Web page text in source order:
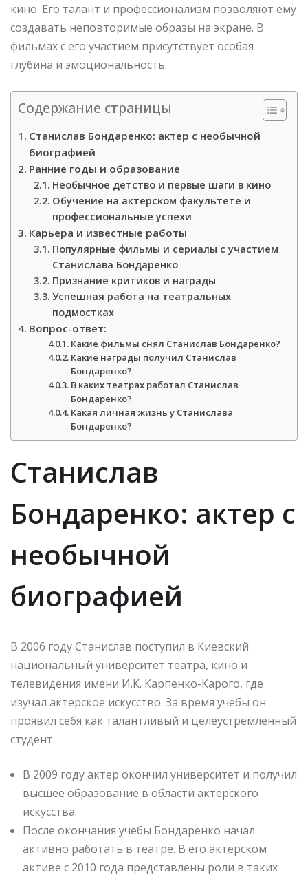
кино. Его талант и профессионализм позволяют ему
создавать неповторимые образы на экране. В
фильмах с его участием присутствует особая
глубина и эмоциональность.
Содержание страницы
Станислав Бондаренко: актер с необычной
биографией
Ранние годы и образование
Необычное детство и первые шаги в кино
Обучение на актерском факультете и
профессиональные успехи
Карьера и известные работы
Популярные фильмы и сериалы с участием
Станислава Бондаренко
Признание критиков и награды
Успешная работа на театральных
подмостках
Вопрос-ответ:
Какие фильмы снял Станислав Бондаренко?
Какие награды получил Станислав
Бондаренко?
В каких театрах работал Станислав
Бондаренко?
Какая личная жизнь у Станислава
Бондаренко?
Станислав
Бондаренко: актер с
необычной
биографией
В 2006 году Станислав поступил в Киевский
национальный университет театра, кино и
телевидения имени И.К. Карпенко-Карого, где
изучал актерское искусство. За время учебы он
проявил себя как талантливый и целеустремленный
студент.
В 2009 году актер окончил университет и получил
высшее образование в области актерского
искусства.
После окончания учебы Бондаренко начал
активно работать в театре. В его актерском
активе с 2010 года представлены роли в таких